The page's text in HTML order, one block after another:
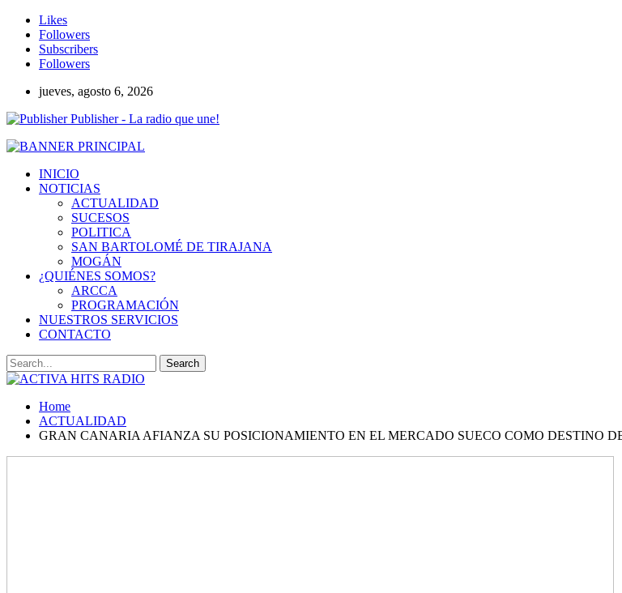
Likes
Followers
Subscribers
Followers
jueves, agosto 6, 2026
Publisher - La radio que une!
INICIO
NOTICIAS
ACTUALIDAD
SUCESOS
POLITICA
SAN BARTOLOMÉ DE TIRAJANA
MOGÁN
¿QUIÉNES SOMOS?
ARCCA
PROGRAMACIÓN
NUESTROS SERVICIOS
CONTACTO
Home
ACTUALIDAD
GRAN CANARIA AFIANZA SU POSICIONAMIENTO EN EL MERCADO SUECO COMO DESTINO